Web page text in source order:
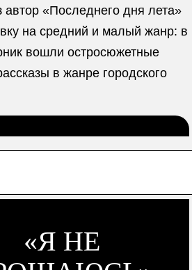
автор «Последнего дня лета»
на средний и малый жанр: в
вошли остросюжетные
в жанре городского
«Я НЕ